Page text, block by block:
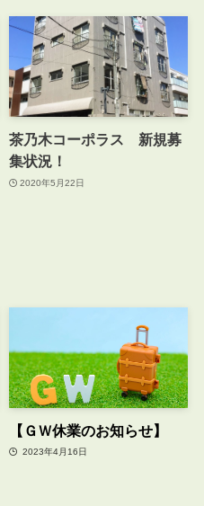
茶乃木コーポラス 新規募
集状況！
2020年5月22日
【ＧＷ休業のお知らせ】
2023年4月16日